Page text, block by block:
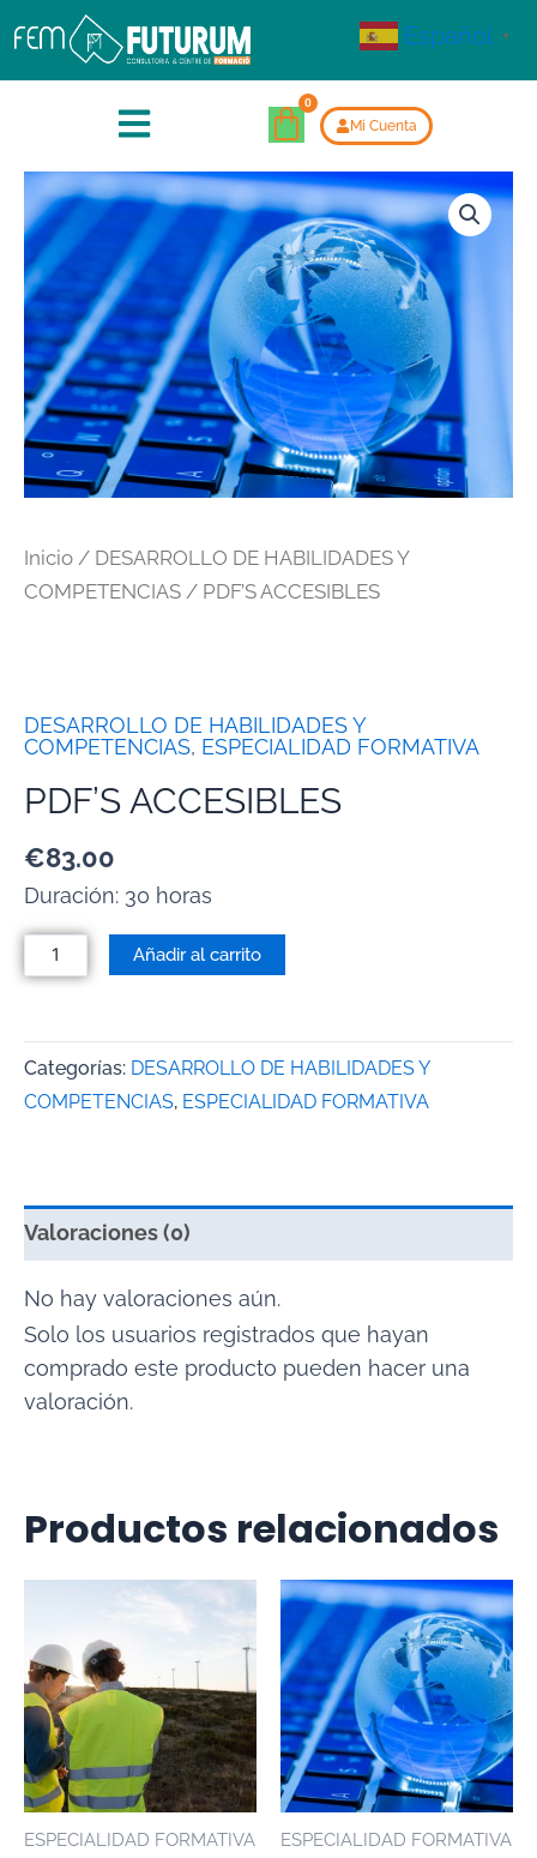
Mi Cuenta
Inicio / DESARROLLO DE HABILIDADES Y
COMPETENCIAS / PDF’S ACCESIBLES
DESARROLLO DE HABILIDADES Y
COMPETENCIAS, ESPECIALIDAD FORMATIVA
PDF’S ACCESIBLES
€83.00
Duración: 30 horas
Añadir al carrito
Categorías: DESARROLLO DE HABILIDADES Y
COMPETENCIAS, ESPECIALIDAD FORMATIVA
Valoraciones (0)
No hay valoraciones aún.
Solo los usuarios registrados que hayan
comprado este producto pueden hacer una
valoración.
Productos relacionados
ESPECIALIDAD FORMATIVA ESPECIALIDAD FORMATIVA
Español ▼